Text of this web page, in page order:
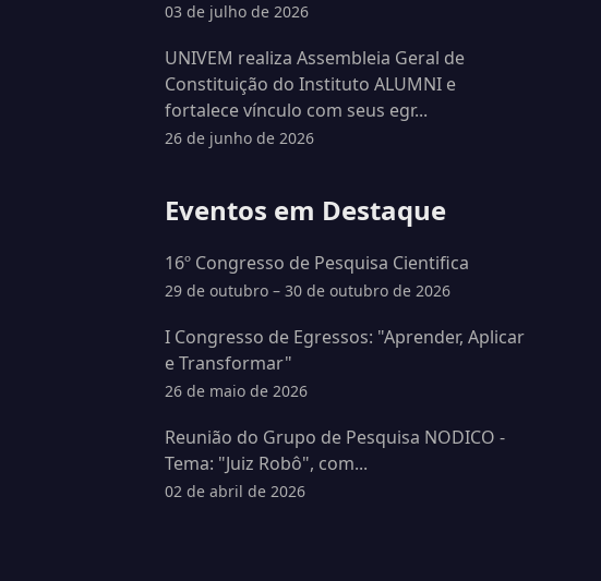
03 de julho de 2026
UNIVEM realiza Assembleia Geral de
Constituição do Instituto ALUMNI e
fortalece vínculo com seus egr...
26 de junho de 2026
Eventos em Destaque
16º Congresso de Pesquisa Cientifica
29 de outubro – 30 de outubro de 2026
I Congresso de Egressos: "Aprender, Aplicar
e Transformar"
26 de maio de 2026
Reunião do Grupo de Pesquisa NODICO -
Tema: "Juiz Robô", com...
02 de abril de 2026